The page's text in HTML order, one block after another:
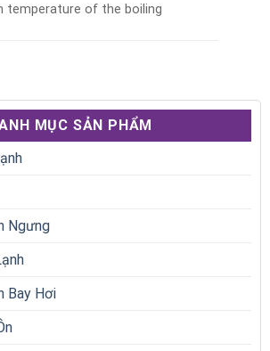
temperature of the boiling
MỤC SẢN PHẨM
Ngưng
Bay Hơi